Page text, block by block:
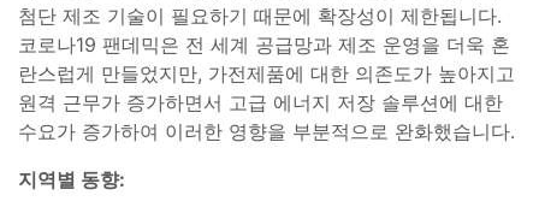
첨단 제조 기술이 필요하기 때문에 확장성이 제한됩니다.
코로나19 팬데믹은 전 세계 공급망과 제조 운영을 더욱 혼
란스럽게 만들었지만, 가전제품에 대한 의존도가 높아지고
원격 근무가 증가하면서 고급 에너지 저장 솔루션에 대한
수요가 증가하여 이러한 영향을 부분적으로 완화했습니다.
지역별 동향: